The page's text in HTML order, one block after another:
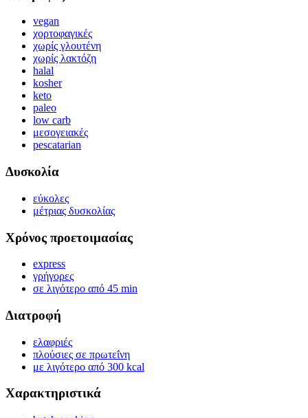
vegan
χορτοφαγικές
χωρίς γλουτένη
χωρίς λακτόζη
halal
kosher
keto
paleo
low carb
μεσογειακές
pescatarian
Δυσκολία
εύκολες
μέτριας δυσκολίας
Χρόνος προετοιμασίας
express
γρήγορες
σε λιγότερο από 45 min
Διατροφή
ελαφριές
πλούσιες σε πρωτεΐνη
με λιγότερο από 300 kcal
Χαρακτηριστικά